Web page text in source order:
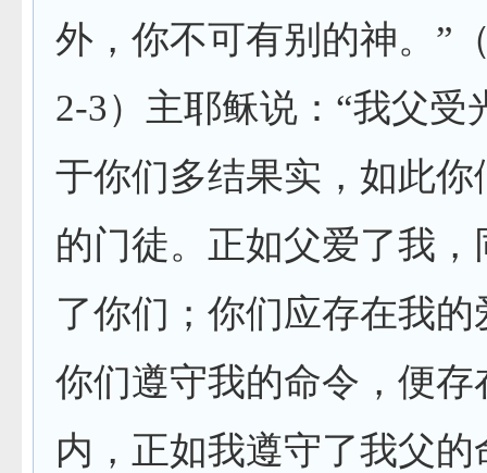
外，你不可有别的神。”
2-3）主耶稣说：“我父受
于你们多结果实，如此你
的门徒。正如父爱了我，
了你们；你们应存在我
你们遵守我的命令，便存
内，正如我遵守了我父